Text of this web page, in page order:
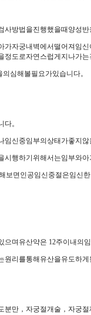
방법을진행했을때양성
가자궁내벽에서떨어져임
정도로자연스럽게지나가
심해볼필요가있습니다。
。
신중임부의상태가좋지
행하기위해서는임부와
보면인공임신중절은임신
며유산약은 12주이내의
원리를통해유산을유도하
분만，자궁절개술，자궁